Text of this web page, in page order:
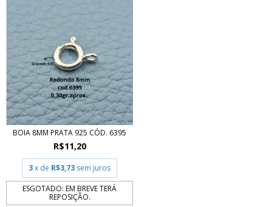
BOIA 8MM PRATA 925 CÓD. 6395
R$11,20
3x de R$3,73 sem juros
ESGOTADO: EM BREVE TERÁ
REPOSIÇÃO.